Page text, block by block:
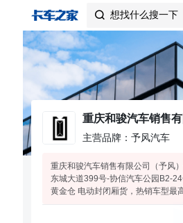
 想找什么搜一下
重庆和骏汽车销售有
主营品牌：予风汽车
重庆和骏汽车销售有限公司（予风
东城大道399号-协信汽车公园B2-
黄金仓 电动封闭厢货，热销车型最